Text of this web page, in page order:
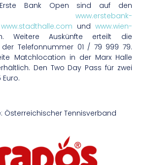
Bank Open sind auf den
www.erstebank-
www.stadthalle.com und www.wien-
Weitere Auskünfte erteilt die
Telefonnummer 01 / 79 999 79.
Matchlocation in der Marx Halle
Den Two Day Pass für zwei
Österreichischer Tennisverband